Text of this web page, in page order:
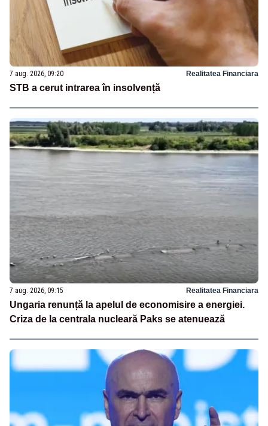
7 aug. 2026, 09:20 Realitatea Financiara
STB a cerut intrarea în insolvență
7 aug. 2026, 09:15 Realitatea Financiara
Ungaria renunță la apelul de economisire a energiei.
Criza de la centrala nucleară Paks se atenuează